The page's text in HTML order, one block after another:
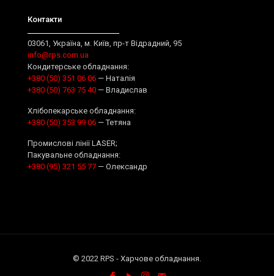
Контакти
03061, Україна, м. Київ, пр-т Відрадний, 95
info@rps.com.ua
Кондитерське обладнання:
+380 (50) 351 06 06 — Наталія
+380 (50) 763 75 40 — Владислав
Хлібопекарське обладнання:
+380 (50) 353 99 06 — Тетяна
Промислові лінії LASER;
Пакувальне обладнання:
+380 (95) 321 55 77 — Олександр
© 2022 RPS - Харчове обладнання.